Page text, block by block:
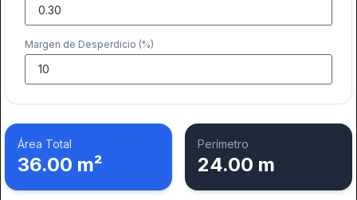
Margen de Desperdicio (%)
Área Total
36.00 m²
Perímetro
24.00 m